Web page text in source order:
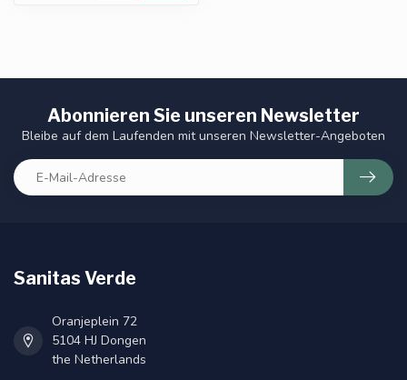
Abonnieren Sie unseren Newsletter
Bleibe auf dem Laufenden mit unseren Newsletter-Angeboten
Sanitas Verde
Oranjeplein 72
5104 HJ Dongen
the Netherlands